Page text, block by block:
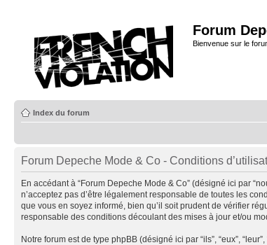
Forum
Bienvenue sur le
Index du forum
Forum Depeche Mode & Co - Conditions
En accédant à “Forum Depeche Mode & Co” (désigné ici par
n’acceptez pas d’être légalement responsable de toutes les
que vous en soyez informé, bien qu’il soit prudent de vérifier
responsable des conditions découlant des mises à jour et/ou
Notre forum est de type phpBB (désigné ici par “ils”, “eux”,